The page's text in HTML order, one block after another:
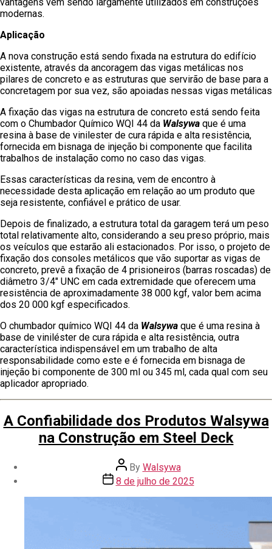
vantagens vem sendo largamente utilizados em construções
modernas.
Aplicação
A nova construção está sendo fixada na estrutura do edifício
existente, através da ancoragem das vigas metálicas nos
pilares de concreto e as estruturas que servirão de base para a
concretagem por sua vez, são apoiadas nessas vigas metálicas
A fixação das vigas na estrutura de concreto está sendo feita
com o Chumbador Químico WQI 44 da Walsywa que é uma
resina à base de vinilester de cura rápida e alta resistência,
fornecida em bisnaga de injeção bi componente que facilita
trabalhos de instalação como no caso das vigas.
Essas características da resina, vem de encontro à
necessidade desta aplicação em relação ao um produto que
seja resistente, confiável e prático de usar.
Depois de finalizado, a estrutura total da garagem terá um peso
total relativamente alto, considerando a seu preso próprio, mais
os veículos que estarão ali estacionados. Por isso, o projeto de
fixação dos consoles metálicos que vão suportar as vigas de
concreto, prevê a fixação de 4 prisioneiros (barras roscadas) de
diâmetro 3/4″ UNC em cada extremidade que oferecem uma
resistência de aproximadamente 38 000 kgf, valor bem acima
dos 20 000 kgf especificados.
O chumbador químico WQI 44 da Walsywa que é uma resina à
base de viniléster de cura rápida e alta resistência, outra
característica indispensável em um trabalho de alta
responsabilidade como este e é fornecida em bisnaga de
injeção bi componente de 300 ml ou 345 ml, cada qual com seu
aplicador apropriado.
A Confiabilidade dos Produtos Walsywa
na Construção em Steel Deck
By Walsywa
8 de julho de 2025